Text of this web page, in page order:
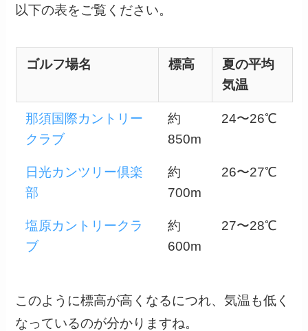
以下の表をご覧ください。
ゴルフ場名 標高
夏の平均
気温
那須国際カントリー
クラブ
約
850m
24〜26℃
日光カンツリー倶楽
部
約
700m
26〜27℃
塩原カントリークラ
ブ
約
600m
27〜28℃
このように標高が高くなるにつれ、気温も低く
なっているのが分かりますね。